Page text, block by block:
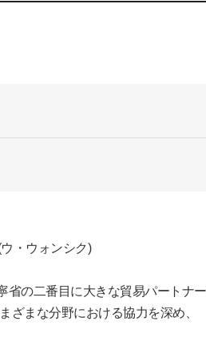
ウ・ウォンシク)
の二番目に大きな貿易パートナー
ざまな分野における協力を深め、